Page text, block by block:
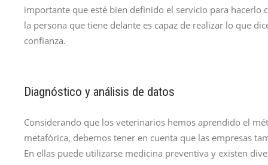
importante que esté bien definido el servicio para hacerlo
la persona que tiene delante es capaz de realizar lo que
confianza.
Diagnóstico y análisis de datos
Considerando que los veterinarios hemos aprendido el
metafórica, debemos tener en cuenta que las empresas
En ellas puede utilizarse medicina preventiva y existen